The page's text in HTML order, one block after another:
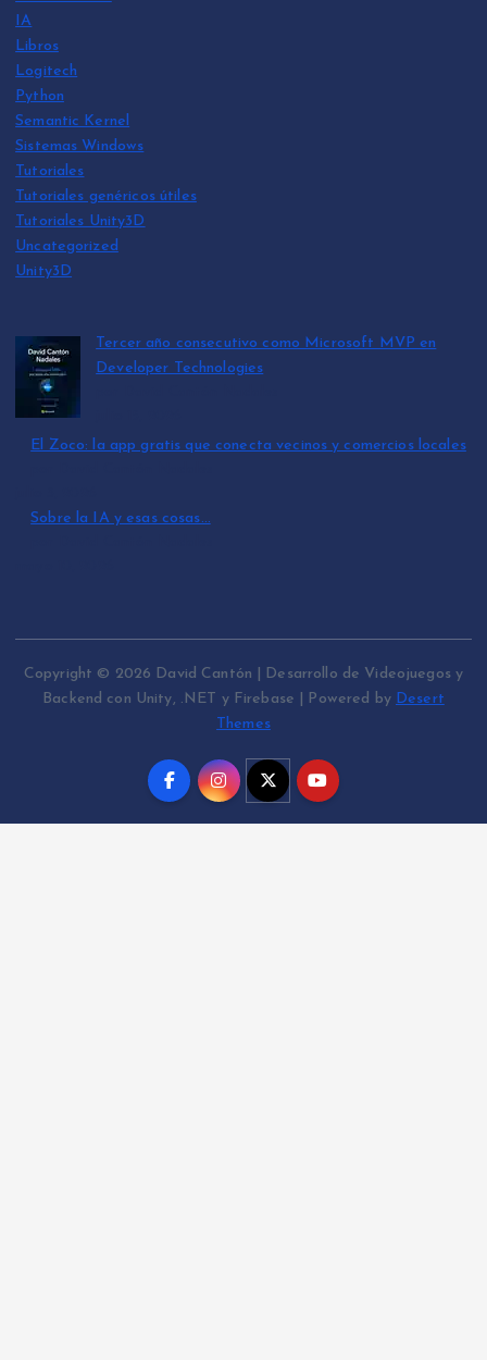
IA
Libros
Logitech
Python
Semantic Kernel
Sistemas Windows
Tutoriales
Tutoriales genéricos útiles
Tutoriales Unity3D
Uncategorized
Unity3D
Tercer año consecutivo como Microsoft MVP en
Developer Technologies
El Zoco: la app gratis que conecta vecinos y comercios locales
Sobre la IA y esas cosas…
Copyright © 2026 David Cantón | Desarrollo de Videojuegos y
Backend con Unity, .NET y Firebase | Powered by Desert
Themes